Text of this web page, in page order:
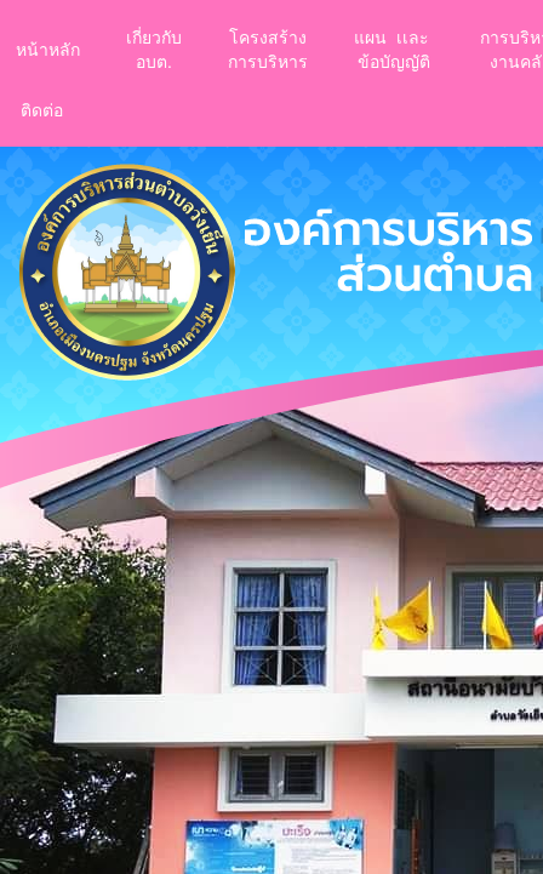
หน้าหลัก
เกี่ยวกับ
อบต.
โครงสร้าง
การบริหาร
แผน เเละ
ข้อบัญญัติ
การบริ
งานค
ติดต่อ